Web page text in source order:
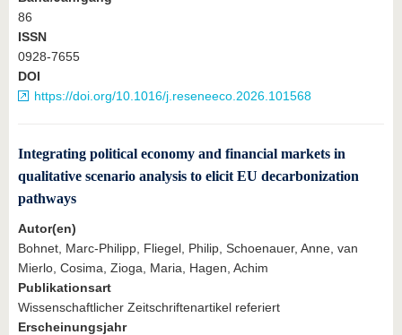
86
ISSN
0928-7655
DOI
https://doi.org/10.1016/j.reseneeco.2026.101568
Integrating political economy and financial markets in
qualitative scenario analysis to elicit EU decarbonization
pathways
Autor(en)
Bohnet, Marc-Philipp, Fliegel, Philip, Schoenauer, Anne, van
Mierlo, Cosima, Zioga, Maria, Hagen, Achim
Publikationsart
Wissenschaftlicher Zeitschriftenartikel referiert
Erscheinungsjahr